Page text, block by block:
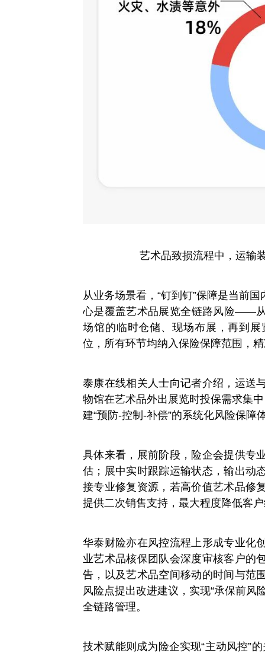
艺术品致损流程中，运输
从业务场景看，“钉到钉”保障是当前
心是覆盖艺术品展览全链路风险——
场馆的临时仓储、现场布展，再到
位，所有环节均纳入保险保障范围，
泰康在线相关人士向记者介绍，运送
物馆在艺术品外出展览时投保需求集
建“预防-控制-补偿”的系统化风险保障
具体来看，展前阶段，险企会提供专
估；展中实时跟踪运输状态，输出动
接专业修复资源，若高价值艺术品修
提供二次销售支持，最大程度降低客
华泰财险亦在风控流程上形成专业化
业艺术品核保团队会深度审核客户的
告，以及艺术品空间移动的时间与范
风险点提出改进建议，实现“承保前风
全链路管理。
技术赋能则成为险企实现“主动风控”